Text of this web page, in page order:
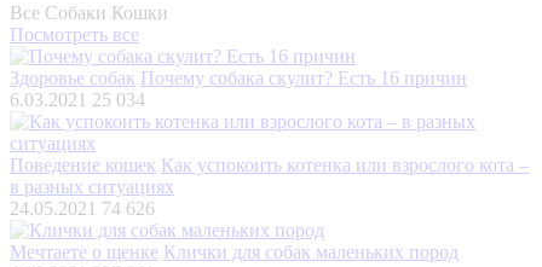
Все Собаки Кошки
Посмотреть все
Здоровье собак Почему собака скулит? Есть 16 причин
6.03.2021 25 034
Поведение кошек Как успокоить котенка или взрослого кота –
в разных ситуациях
24.05.2021 74 626
Мечтаете о щенке Клички для собак маленьких пород